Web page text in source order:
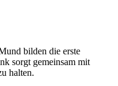
bilden die erste
sorgt gemeinsam mit
halten.